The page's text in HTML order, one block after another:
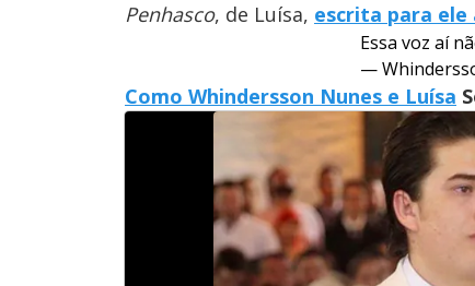
Penhasco, de Luísa, escrita para ele
Essa voz aí
—
Como Whindersson Nunes e Luísa